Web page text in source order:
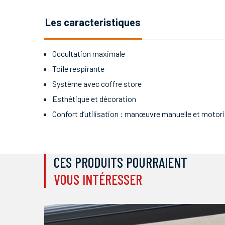
les caracteristiques
Occultation maximale
Toile respirante
Système avec coffre store
Esthétique et décoration
Confort d’utilisation : manœuvre manuelle et
CES PRODUITS POURRAIENT
VOUS INTÉRESSER